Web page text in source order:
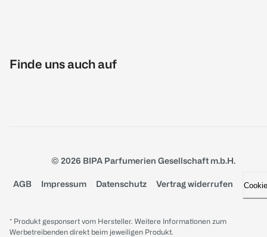
Finde uns auch auf
© 2026 BIPA Parfumerien Gesellschaft m.b.H.
AGB Impressum Datenschutz Vertrag widerrufen
* Produkt gesponsert vom Hersteller. Weitere Informationen zum
Werbetreibenden direkt beim jeweiligen Produkt.